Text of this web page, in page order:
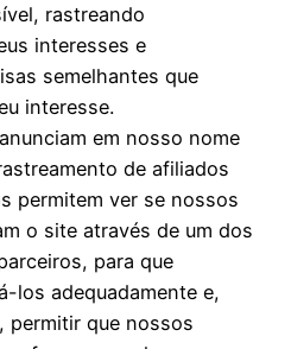
rastreando
interesses e
semelhantes que
interesse.
em nosso nome
de afiliados
permitem ver se nossos
o site através de um dos
para que
los adequadamente e,
permitir que nossos